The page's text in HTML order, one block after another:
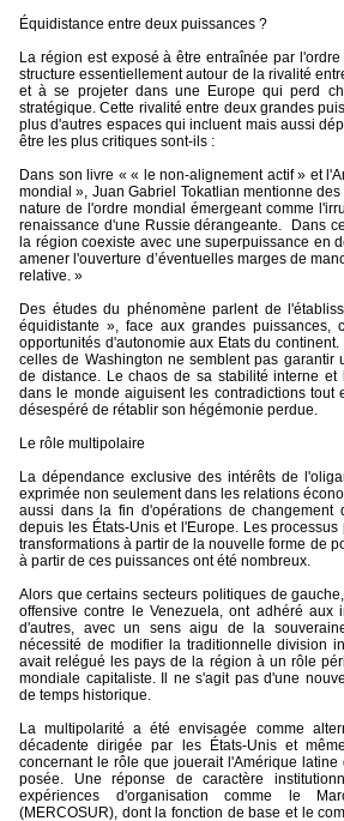
Équidistance entre deux puissances ?
La région est exposé à être entraînée par
structure essentiellement autour de la rivalité
et à se projeter dans une Europe qui perd
stratégique. Cette rivalité entre deux grandes
plus d'autres espaces qui incluent mais aussi
être les plus critiques sont-ils :
Dans son livre « « le non-alignement actif » et
mondial », Juan Gabriel Tokatlian mentionne
nature de l'ordre mondial émergeant comme
renaissance d'une Russie dérangeante.
Dans
la région coexiste avec une superpuissance en
amener l'ouverture d’éventuelles marges de
relative. »
Des études du phénomène parlent de
équidistante », face aux grandes puissances,
opportunités d'autonomie aux Etats du
celles de Washington ne semblent pas garantir
de distance. Le chaos de sa stabilité interne
dans le monde aiguisent les contradictions tout
désespéré de rétablir son hégémonie perdue.
Le rôle multipolaire
La dépendance exclusive des intérêts de
exprimée non seulement dans les relations
aussi dans la fin d'opérations de changement
depuis les États-Unis et l'Europe. Les
transformations à partir de la nouvelle forme de
à partir de ces puissances ont été nombreux.
Alors que certains secteurs politiques de
offensive contre le Venezuela, ont adhéré aux
d'autres, avec un sens aigu de la
nécessité de modifier la traditionnelle division
avait relégué les pays de la région à un rôle
mondiale capitaliste. Il ne s'agit pas d'une
de temps historique.
La multipolarité a été envisagée comme
décadente dirigée par les États-Unis et
concernant le rôle que jouerait l'Amérique
posée. Une réponse de caractère
expériences d'organisation comme le
(MERCOSUR), dont la fonction de base et le